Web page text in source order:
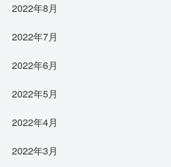
2022年8月
2022年7月
2022年6月
2022年5月
2022年4月
2022年3月